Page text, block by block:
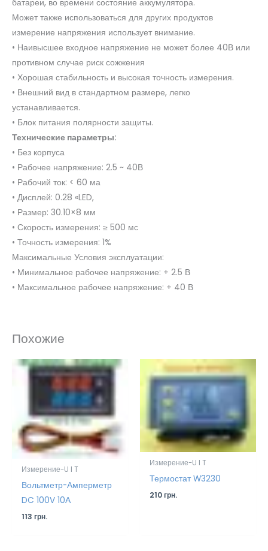
батареи, во времени состояние аккумулятора.
Может также использоваться для других продуктов
измерение напряжения использует внимание.
• Наивысшее входное напряжение не может более 40В или
противном случае риск сожжения
• Хорошая стабильность и высокая точность измерения.
• Внешний вид в стандартном размере, легко
устанавливается.
• Блок питания полярности защиты.
Технические параметры:
• Без корпуса
• Рабочее напряжение: 2.5 ~ 40В
• Рабочий ток: < 60 ма
• Дисплей: 0.28 «LED,
• Размер: 30.10×8 мм
• Скорость измерения: ≥ 500 мс
• Точность измерения: 1%
Максимальные Условия эксплуатации:
• Минимальное рабочее напряжение: + 2.5 В
• Максимальное рабочее напряжение: + 40 В
Похожие
Измерение-U I T
Вольтметр-Амперметр
DC 100V 10А
113грн.
Измерение-U I T
Термостат W3230
210грн.